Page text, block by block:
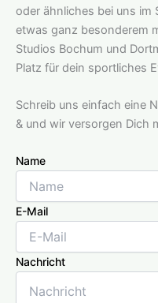
oder ähnliches bei uns im
etwas ganz besonderem
Studios Bochum und
Platz für dein sportliches
Schreib uns einfach eine
& und wir versorgen Dich
Name
E-Mail
Nachricht